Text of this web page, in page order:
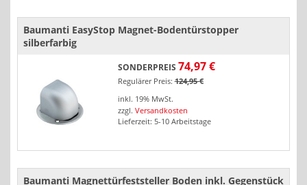
Baumanti EasyStop Magnet-Bodentürstopper
silberfarbig
SONDERPREIS 74,97 €
Regulärer Preis: 124,95 €
inkl. 19% MwSt.
zzgl. Versandkosten
Lieferzeit: 5-10 Arbeitstage
Baumanti Magnettürfeststeller Boden inkl. Gegenstück